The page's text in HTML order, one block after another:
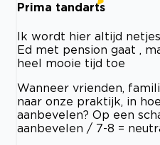
Prima tandarts
Ik wordt hier altijd
Ed met pension gaat ,
heel mooie tijd toe
Wanneer vrienden,
naar onze praktijk, in
aanbevelen? Op een
aanbevelen / 7-8 =